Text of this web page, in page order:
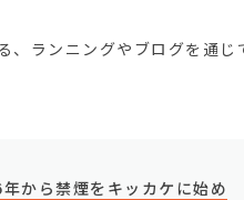
、ランニングやブログを通じ
から禁煙をキッカケに始め